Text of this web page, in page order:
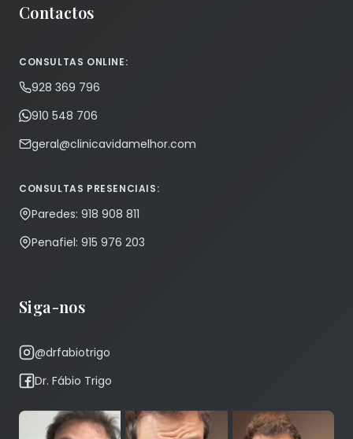
Contactos
CONSULTAS ONLINE:
928 369 796
910 548 706
geral@clinicavidamelhor.com
CONSULTAS PRESENCIAIS:
Paredes: 918 908 811
Penafiel: 915 976 203
Siga-nos
@drfabiotrigo
Dr. Fábio Trigo